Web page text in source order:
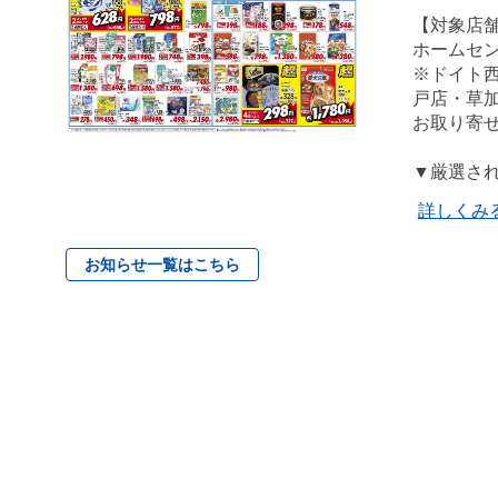
【対象店
ホームセ
※ドイト
戸店・草
お取り寄
▼厳選さ
詳しくみ
お知らせ一覧はこちら